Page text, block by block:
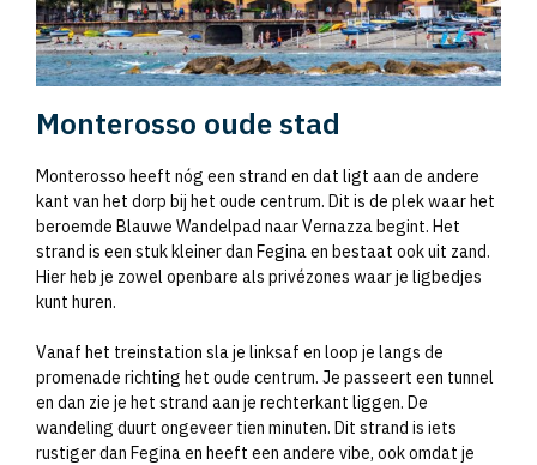
Monterosso oude stad
Monterosso heeft nóg een strand en dat ligt aan de andere
kant van het dorp bij het oude centrum. Dit is de plek waar het
beroemde Blauwe Wandelpad naar Vernazza begint. Het
strand is een stuk kleiner dan Fegina en bestaat ook uit zand.
Hier heb je zowel openbare als privézones waar je ligbedjes
kunt huren.
Vanaf het treinstation sla je linksaf en loop je langs de
promenade richting het oude centrum. Je passeert een tunnel
en dan zie je het strand aan je rechterkant liggen. De
wandeling duurt ongeveer tien minuten. Dit strand is iets
rustiger dan Fegina en heeft een andere vibe, ook omdat je